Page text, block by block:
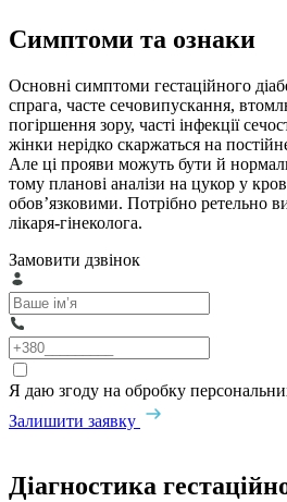
Симптоми та ознаки
Основні симптоми гестаційного
спрага, часте сечовипускання,
погіршення зору, часті інфекції
жінки нерідко скаржаться на
Але ці прояви можуть бути й
тому планові аналізи на цукор у
обов’язковими. Потрібно ретельно
лікаря-гінеколога.
Замовити дзвінок
Я даю згоду на обробку
Залишити заявку
Діагностика